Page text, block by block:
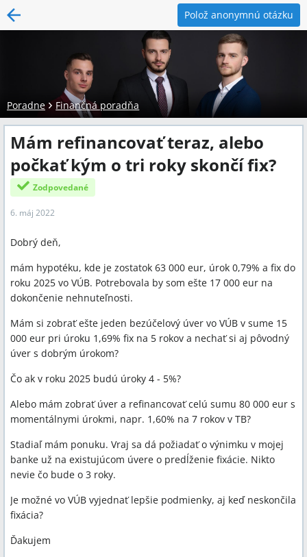
Polož anonymnú otázku
Poradne Finančná poradňa
Mám refinancovať teraz, alebo
počkať kým o tri roky skončí fix?
Zodpovedané
6. máj 2022
Dobrý deň,
mám hypotéku, kde je zostatok 63 000 eur, úrok 0,79% a fix do
roku 2025 vo VÚB. Potrebovala by som ešte 17 000 eur na
dokončenie nehnuteľnosti.
Mám si zobrať ešte jeden bezúčelový úver vo VÚB v sume 15
000 eur pri úroku 1,69% fix na 5 rokov a nechať si aj pôvodný
úver s dobrým úrokom?
Čo ak v roku 2025 budú úroky 4 - 5%?
Alebo mám zobrať úver a refinancovať celú sumu 80 000 eur s
momentálnymi úrokmi, napr. 1,60% na 7 rokov v TB?
Stadiaľ mám ponuku. Vraj sa dá požiadať o výnimku v mojej
banke už na existujúcom úvere o predĺženie fixácie. Nikto
nevie čo bude o 3 roky.
Je možné vo VÚB vyjednať lepšie podmienky, aj keď neskončila
fixácia?
Ďakujem